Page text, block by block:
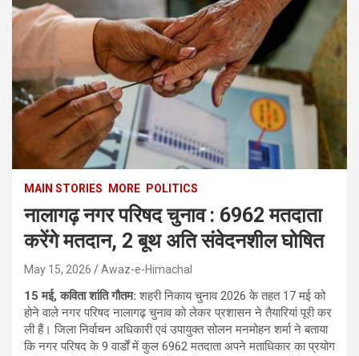
MAIN STORIES MORE POLITICS
नालागढ़ नगर परिषद चुनाव : 6962 मतदाता
करेंगे मतदान, 2 बूथ अति संवेदनशील घोषित
May 15, 2026 Awaz-e-Himachal
15 मई, कविता शांति गौतम:शहरी निकाय चुनाव 2026 के तहत 17 मई को
होने वाले नगर परिषद नालागढ़ चुनाव को लेकर प्रशासन ने तैयारियां पूरी कर
ली हैं। जिला निर्वाचन अधिकारी एवं उपायुक्त सोलन मनमोहन शर्मा ने बताया
कि नगर परिषद के 9 वार्डों में कुल 6962 मतदाता अपने मताधिकार का प्रयोग